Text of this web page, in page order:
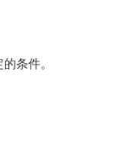
条件。